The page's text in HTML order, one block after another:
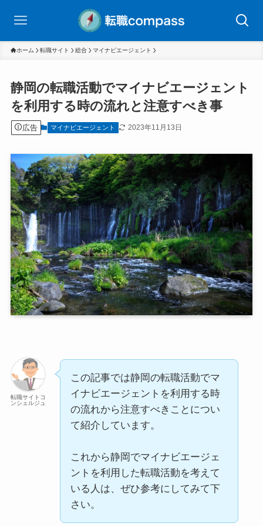
ホーム 転職サイト 総合 マイナビエージェント
静岡の転職活動でマイナビエージェント
を利用する時の流れと注意すべき事
広告 マイナビエージェント 2023年11月13日
転職サイトコ
ンシェルジュ
この記事では静岡の転職活動でマ
イナビエージェントを利用する時
の流れから注意すべきことについ
て紹介しています。
これから静岡でマイナビエージェ
ントを利用した転職活動を考えて
いる人は、ぜひ参考にしてみて下
さい。